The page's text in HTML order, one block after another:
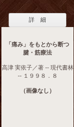
詳 細
「痛み」をもとから断つ
腱・筋療法
高津 実依子／著 -- 現代書林
-- １９９８．８
（画像なし）